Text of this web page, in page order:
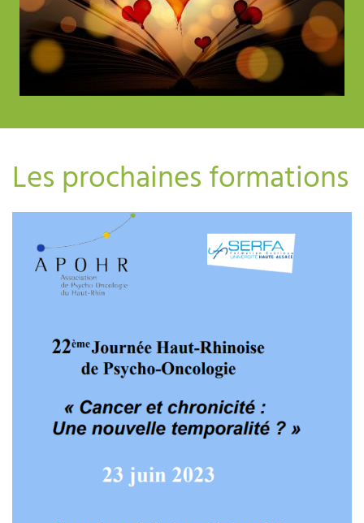
Les prochaines formations